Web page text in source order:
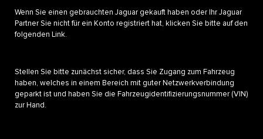
Wenn Sie einen gebrauchten Jaguar gekauft haben oder Ihr Jaguar
Partner Sie nicht für ein Konto registriert hat, klicken Sie bitte auf den
folgenden Link.
Stellen Sie bitte zunächst sicher, dass Sie Zugang zum Fahrzeug
haben, welches in einem Bereich mit guter Netzwerkverbindung
geparkt ist und haben Sie die Fahrzeugidentifizierungsnummer (VIN)
zur Hand.